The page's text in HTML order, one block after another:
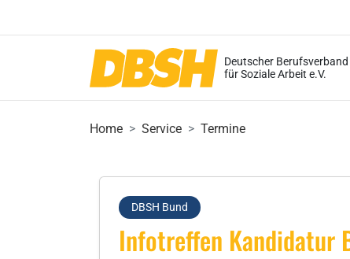
Deutscher Berufsverband
für Soziale Arbeit e.V.
Home Service Termine
DBSH Bund
Infotreffen Kandidatur